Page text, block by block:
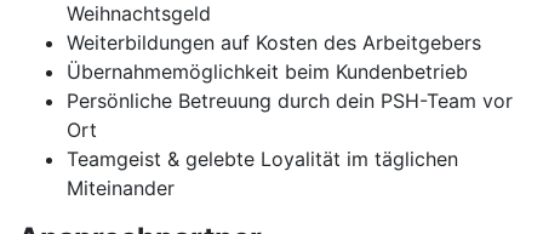
Weihnachtsgeld
Weiterbildungen auf Kosten des Arbeitgebers
Übernahmemöglichkeit beim Kundenbetrieb
Persönliche Betreuung durch dein PSH-Team vor
Ort
Teamgeist & gelebte Loyalität im täglichen
Miteinander